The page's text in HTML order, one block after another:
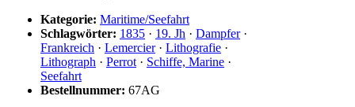
Kategorie: Maritime/Seefahrt
Schlagwörter: 1835 · 19. Jh · Dampfer·
Frankreich · Lemercier· Lithografie ·
Lithograph · Perrot · Schiffe, Marine ·
Seefahrt
Bestellnummer: 67AG